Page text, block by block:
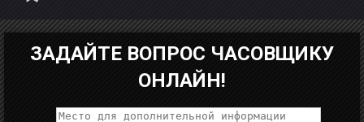
ЗАДАЙТЕ ВОПРОС ЧАСОВЩИКУ
ОНЛАЙН!